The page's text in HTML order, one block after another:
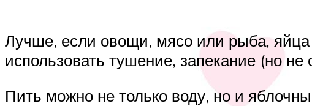
Лучше, если овощи, мясо или рыба, яйца
использовать тушение, запекание (но
Пить можно не только воду, но и